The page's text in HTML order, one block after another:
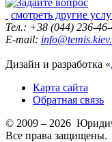
смотреть другие
Тел.: +38 (044) 236-
E-mail:
Дизайн и разработка «
Карта сайта
Обратная связь
© 2009 – 2026
Все права защищены.